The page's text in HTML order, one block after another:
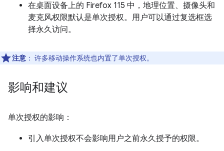
在桌面设备上的 Firefox 115 中，地理位置、摄像头和
麦克风权限默认是单次授权。用户可以通过复选框选
择永久访问。
注意 ： 许多移动操作系统也内置了单次授权。
影响和建议
单次授权的影响：
引入单次授权不会影响用户之前永久授予的权限。